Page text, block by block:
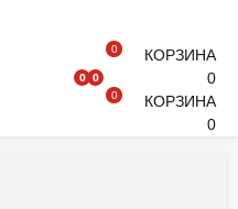
0 0
0
КОРЗИНА
0
0
КОРЗИНА
0